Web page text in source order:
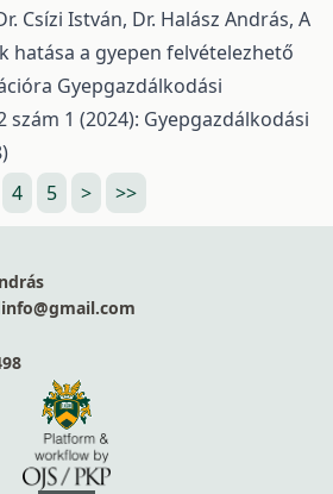
Csízi István, Dr. Halász András, A
hatása a gyepen felvételezhető
Gyepgazdálkodási
szám 1 (2024): Gyepgazdálkodási
4 5 > >>